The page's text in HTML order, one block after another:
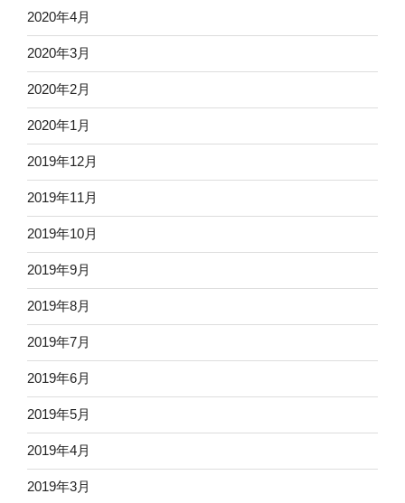
2020年4月
2020年3月
2020年2月
2020年1月
2019年12月
2019年11月
2019年10月
2019年9月
2019年8月
2019年7月
2019年6月
2019年5月
2019年4月
2019年3月